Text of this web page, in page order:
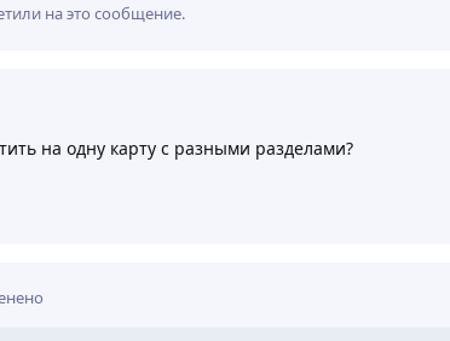
на это сообщение.
на одну карту с разными разделами?